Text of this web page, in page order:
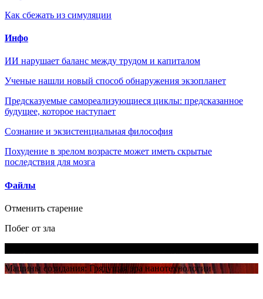
Как сбежать из симуляции
Инфо
ИИ нарушает баланс между трудом и капиталом
Ученые нашли новый способ обнаружения экзопланет
Предсказуемые самореализующиеся циклы: предсказанное
будущее, которое наступает
Сознание и экзистенциальная философия
Похудение в зрелом возрасте может иметь скрытые
последствия для мозга
Файлы
Отменить старение
Побег от зла
Машины созидания: Грядущая эра нанотехнологии